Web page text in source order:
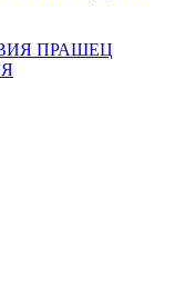
ПРАШЕЦ